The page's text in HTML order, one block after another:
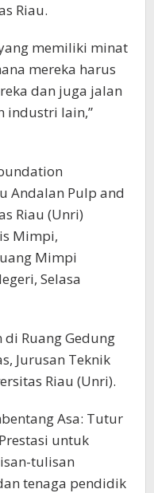
Riau.
memiliki minat
mereka harus
dan juga jalan
industri lain,”
Andalan Pulp and
Riau (Unri)
Mimpi,
Mimpi
Selasa
Ruang Gedung
Jurusan Teknik
Riau (Unri).
Asa: Tutur
untuk
tulisan
tenaga pendidik